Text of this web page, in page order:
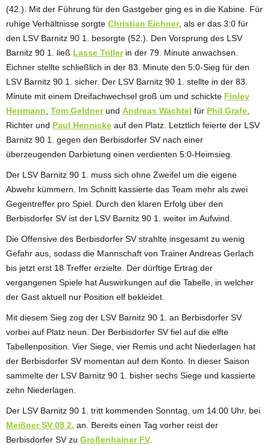
(42.). Mit der Führung für den Gastgeber ging es in die Kabine. Für
ruhige Verhältnisse sorgte Christian Eichner, als er das 3:0 für
den LSV Barnitz 90 1. besorgte (52.). Den Vorsprung des LSV
Barnitz 90 1. ließ Lasse Trillerin der 79. Minute anwachsen.
Eichner stellte schließlich in der 83. Minute den 5:0-Sieg für den
LSV Barnitz 90 1. sicher. Der LSV Barnitz 90 1. stellte in der 83.
Minute mit einem Dreifachwechsel groß um und schickte Finley
Herrmann Tom Geldnerund Andreas Wachtel für Phil Grafe
Richter und Paul Hennicke auf den Platz. Letztlich feierte der LSV
Barnitz 90 1. gegen den Berbisdorfer SV nach einer
überzeugenden Darbietung einen verdienten 5:0-Heimsieg.
Der LSV Barnitz 90 1. muss sich ohne Zweifel um die eigene
Abwehr kümmern. Im Schnitt kassierte das Team mehr als zwei
Gegentreffer pro Spiel. Durch den klaren Erfolg über den
Berbisdorfer SV ist der LSV Barnitz 90 1. weiter im Aufwind.
Die Offensive des Berbisdorfer SV strahlte insgesamt zu wenig
Gefahr aus, sodass die Mannschaft von Trainer Andreas Gerlach
bis jetzt erst 18 Treffer erzielte. Der dürftige Ertrag der
vergangenen Spiele hat Auswirkungen auf die Tabelle, in welcher
der Gast aktuell nur Position elf bekleidet.
Mit diesem Sieg zog der LSV Barnitz 90 1. an Berbisdorfer SV
vorbei auf Platz neun. Der Berbisdorfer SV fiel auf die elfte
Tabellenposition. Vier Siege, vier Remis und acht Niederlagen hat
der Berbisdorfer SV momentan auf dem Konto. In dieser Saison
sammelte der LSV Barnitz 90 1. bisher sechs Siege und kassierte
zehn Niederlagen.
Der LSV Barnitz 90 1. tritt kommenden Sonntag, um 14:00 Uhr, bei
Meißner SV 08 2. an. Bereits einen Tag vorher reist der
Berbisdorfer SV zu Großenhainer FV